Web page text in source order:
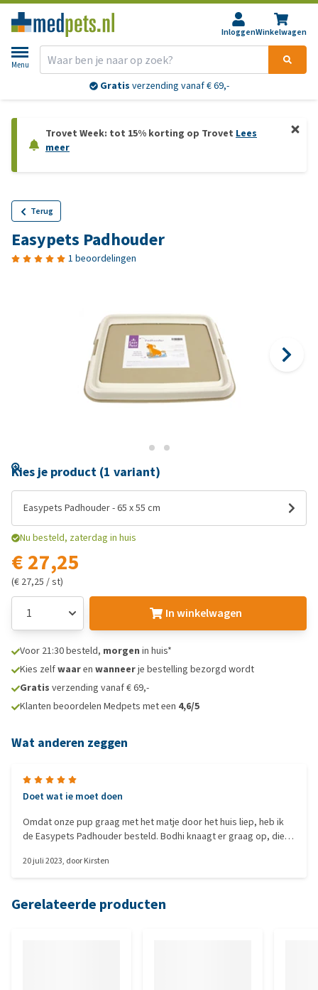
InloggenWinkelwagen
Menu
Gratis verzending vanaf € 69,-
Trovet Week: tot 15% korting op Trovet Lees
meer
Terug
Easypets Padhouder
1 beoordelingen
Kies je product (1 variant)
Easypets Padhouder - 65 x 55 cm
Nu besteld, zaterdag in huis
€ 27,25
(€ 27,25 / st)
In winkelwagen
Voor 21:30 besteld, morgen in huis*
Kies zelfwaaren wanneerje bestelling bezorgd wordt
Gratis verzending vanaf € 69,-
Klanten beoordelen Medpets met een 4,6/5
Wat anderen zeggen
Doet wat ie moet doen
Omdat onze pup graag met het matje door het huis liep, heb ik
de Easypets Padhouder besteld. Bodhi knaagt er graag op, die
Goed product.
20 juli 2023, doorKirsten
Gerelateerde producten